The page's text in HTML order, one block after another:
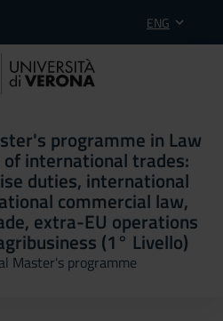
ENG
programme in Law
of international trades:
duties, international
commercial law,
extra-EU operations
(1° Livello)
Master's programme